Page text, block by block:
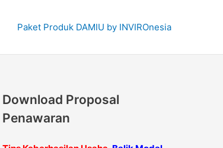
Paket Produk DAMIU by INVIROnesia
Download Proposal
Penawaran